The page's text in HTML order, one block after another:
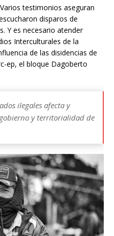
testimonios aseguran
disparos de
Y es necesario atender
Interculturales de la
de las disidencias de
ep, el bloque Dagoberto
ilegales afecta y
y territorialidad de